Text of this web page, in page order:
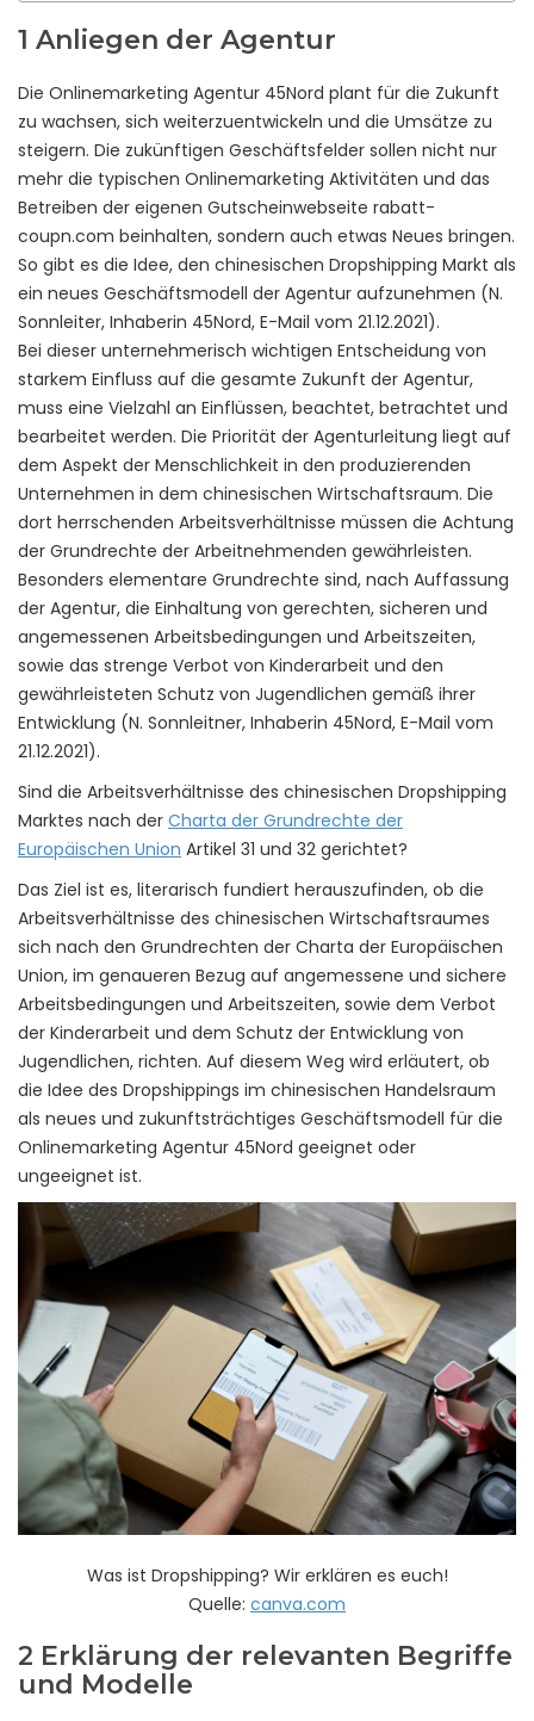
1 Anliegen der Agentur
Die Onlinemarketing Agentur 45Nord plant für die Zukunft
zu wachsen, sich weiterzuentwickeln und die Umsätze zu
steigern. Die zukünftigen Geschäftsfelder sollen nicht nur
mehr die typischen Onlinemarketing Aktivitäten und das
Betreiben der eigenen Gutscheinwebseite rabatt-
coupn.com beinhalten, sondern auch etwas Neues bringen.
So gibt es die Idee, den chinesischen Dropshipping Markt als
ein neues Geschäftsmodell der Agentur aufzunehmen (N.
Sonnleiter, Inhaberin 45Nord, E-Mail vom 21.12.2021).
Bei dieser unternehmerisch wichtigen Entscheidung von
starkem Einfluss auf die gesamte Zukunft der Agentur,
muss eine Vielzahl an Einflüssen, beachtet, betrachtet und
bearbeitet werden. Die Priorität der Agenturleitung liegt auf
dem Aspekt der Menschlichkeit in den produzierenden
Unternehmen in dem chinesischen Wirtschaftsraum. Die
dort herrschenden Arbeitsverhältnisse müssen die Achtung
der Grundrechte der Arbeitnehmenden gewährleisten.
Besonders elementare Grundrechte sind, nach Auffassung
der Agentur, die Einhaltung von gerechten, sicheren und
angemessenen Arbeitsbedingungen und Arbeitszeiten,
sowie das strenge Verbot von Kinderarbeit und den
gewährleisteten Schutz von Jugendlichen gemäß ihrer
Entwicklung (N. Sonnleitner, Inhaberin 45Nord, E-Mail vom
21.12.2021).
Sind die Arbeitsverhältnisse des chinesischen Dropshipping
Marktes nach der Charta der Grundrechte der
Europäischen Union Artikel 31 und 32 gerichtet?
Das Ziel ist es, literarisch fundiert herauszufinden, ob die
Arbeitsverhältnisse des chinesischen Wirtschaftsraumes
sich nach den Grundrechten der Charta der Europäischen
Union, im genaueren Bezug auf angemessene und sichere
Arbeitsbedingungen und Arbeitszeiten, sowie dem Verbot
der Kinderarbeit und dem Schutz der Entwicklung von
Jugendlichen, richten. Auf diesem Weg wird erläutert, ob
die Idee des Dropshippings im chinesischen Handelsraum
als neues und zukunftsträchtiges Geschäftsmodell für die
Onlinemarketing Agentur 45Nord geeignet oder
ungeeignet ist.
Was ist Dropshipping? Wir erklären es euch!
Quelle: canva.com
2 Erklärung der relevanten Begriffe
und Modelle